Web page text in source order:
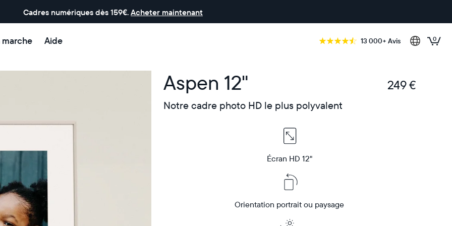
Cadres numériques dès 159€. Acheter maintenant
Aide 13 000+ Avis 0
Aspen 12" 249 €
€
Notre cadre photo HD le plus polyvalent
Écran HD 12"
Orientation portrait ou paysage